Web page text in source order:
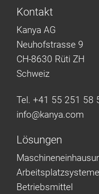
Kontakt
Kanya AG
Neuhofstrasse 9
CH-8630 Rüti ZH
Schweiz
Tel. +41 55 251 58
info@kanya.com
Lösungen
Betriebsmittel